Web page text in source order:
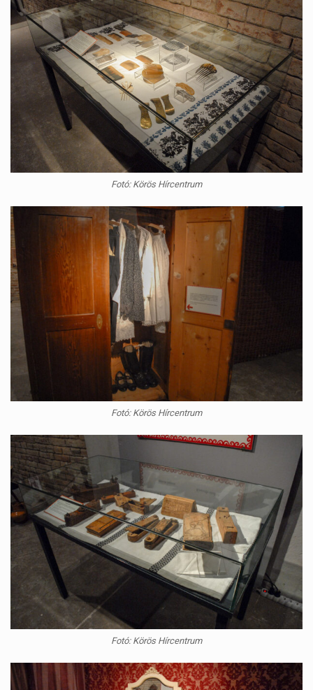
Fotó: Körös Hírcentrum
Fotó: Körös Hírcentrum
Fotó: Körös Hírcentrum